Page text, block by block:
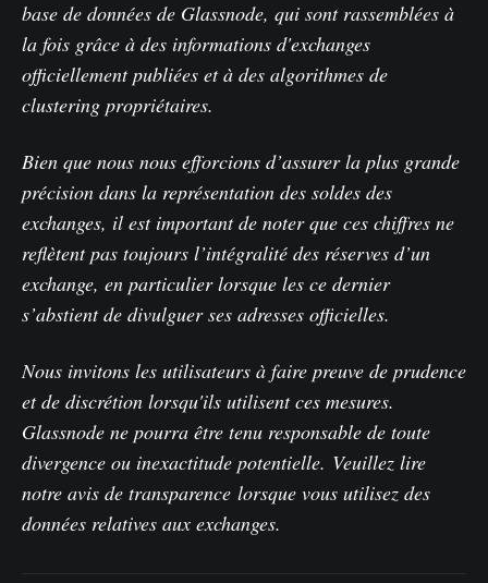
base de données de Glassnode, qui sont rassemblées à
la fois grâce à des informations d'exchanges
officiellement publiées et à des algorithmes de
clustering propriétaires.
Bien que nous nous efforcions d’assurer la plus grande
précision dans la représentation des soldes des
exchanges, il est important de noter que ces chiffres ne
reflètent pas toujours l’intégralité des réserves d’un
exchange, en particulier lorsque les ce dernier
s’abstient de divulguer ses adresses officielles.
Nous invitons les utilisateurs à faire preuve de prudence
et de discrétion lorsqu'ils utilisent ces mesures.
Glassnode ne pourra être tenu responsable de toute
divergence ou inexactitude potentielle. Veuillez lire
notre avis de transparence lorsque vous utilisez des
données relatives aux exchanges.